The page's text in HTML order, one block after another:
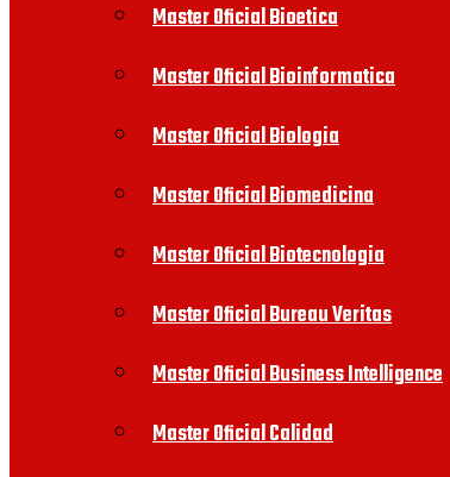
Master Oficial Bioetica
Master Oficial Bioinformatica
Master Oficial Biologia
Master Oficial Biomedicina
Master Oficial Biotecnologia
Master Oficial Bureau Veritas
Master Oficial Business Intelligence
Master Oficial Calidad